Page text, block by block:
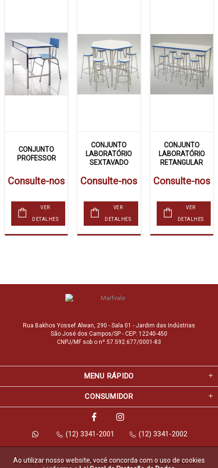
CONJUNTO
PROFESSOR
Consulte-nos
VER
DETALHES
CONJUNTO
LABORATÓRIO
SEXTAVADO
Consulte-nos
VER
DETALHES
CONJUNTO
LABORATÓRIO
RETANGULAR
Consulte-nos
VER
DETALHES
Rua Bakhos Yossef Alwan, 290 - Sala 01 - Jardim das Indústrias
São José dos Campos/SP - CEP: 12240-450
CNPJ/MF sob o nº 57.592.677/0001-83
MENU RÁPIDO
CONSUMIDOR
(12) 3341-2001 (12) 3341-2002
© Copyright 2026 Marfvale Móveis para Escritório. Todos os direitos
Ao utilizar nosso website, você concorda com o uso de cookies